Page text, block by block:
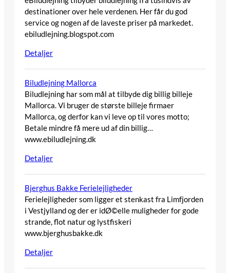
destinationer over hele verdenen. Her får du god
service og nogen af de laveste priser på markedet.
ebiludlejning.blogspot.com
Detaljer
Biludlejning Mallorca
Biludlejning har som mål at tilbyde dig billig billeje
Mallorca. Vi bruger de største billeje firmaer
Mallorca, og derfor kan vi leve op til vores motto;
Betale mindre få mere ud af din billig…
www.ebiludlejning.dk
Detaljer
Bjerghus Bakke Ferielejligheder
Ferielejligheder som ligger et stenkast fra Limfjorden
i Vestjylland og der er idØ©elle muligheder for gode
strande, flot natur og lystfiskeri
www.bjerghusbakke.dk
Detaljer